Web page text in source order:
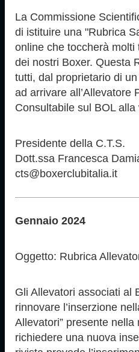
La Commissione
di istituire una "Rubrica
online che toccherà molti
dei nostri Boxer. Questa
tutti, dal proprietario di
ad arrivare all’Allevatore
Consultabile sul BOL
Presidente della C.T.S.
Dott.ssa Francesca
cts@boxerclubitalia.it
Gennaio 2024
Oggetto: Rubrica
Gli Allevatori associati al
rinnovare l’inserzione
Allevatori” presente nella
richiedere una nuova